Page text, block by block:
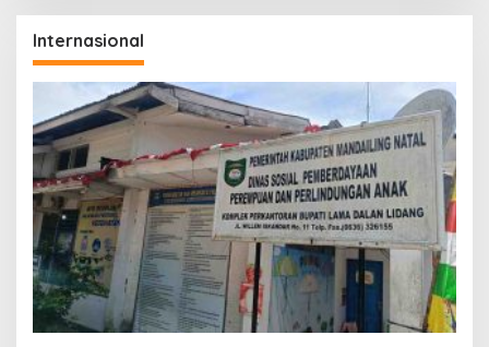
Internasional